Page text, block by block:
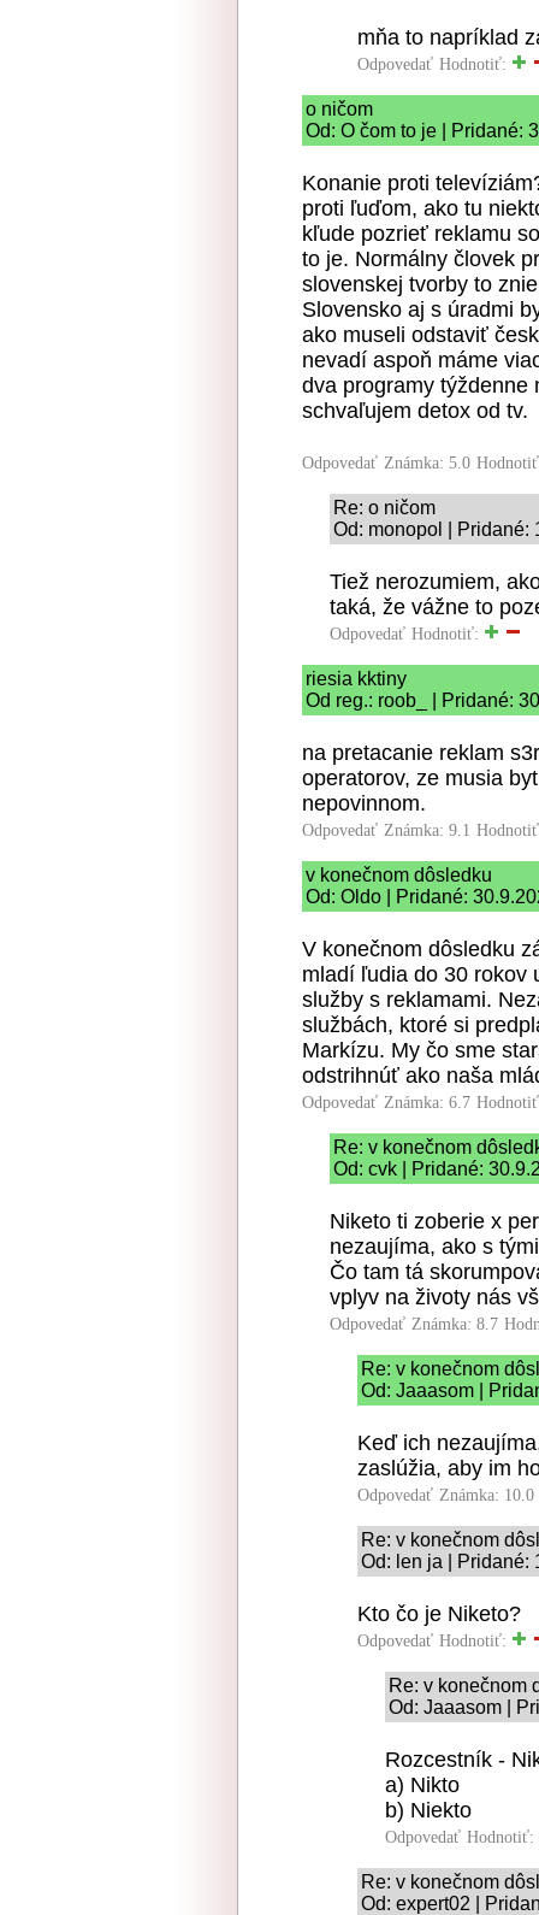
mňa to napríklad
Odpovedať Hodnotiť:
o ničom
Od: O čom to je | Pridané:
Konanie proti
proti ľuďom, ako tu
kľude pozrieť reklamu
to je. Normálny človek
slovenskej tvorby to
Slovensko aj s úradmi
ako museli odstaviť
nevadí aspoň máme
dva programy týždenne
schvaľujem detox od tv.
Odpovedať Známka: 5.0
Re: o ničom
Od: monopol | Pridané:
Tiež nerozumiem,
taká, že vážne to
Odpovedať Hodnotiť:
riesia kktiny
Od reg.: roob_ | Pridané:
na pretacanie reklam
operatorov, ze musia
nepovinnom.
Odpovedať Známka: 9.1
v konečnom dôsledku
Od: Oldo | Pridané:
V konečnom dôsledku
mladí ľudia do 30 rokov
služby s reklamami.
službách, ktoré si
Markízu. My čo sme
odstrihnúť ako naša
Odpovedať Známka: 6.7
Re: v konečnom
Od: cvk | Pridané:
Niketo ti zoberie x
nezaujíma, ako s
Čo tam tá
vplyv na životy nás
Odpovedať Známka: 8.7
Re: v konečnom
Od: Jaaasom |
Keď ich
zaslúžia, aby im
Odpovedať Známka: 10.0
Re: v konečnom
Od: len ja | Pridané:
Kto čo je Niketo?
Odpovedať Hodnotiť:
Re: v konečnom
Od: Jaaasom |
Rozcestník -
a) Nikto
b) Niekto
Odpovedať Hodnotiť:
Re: v konečnom
Od: expert02 |